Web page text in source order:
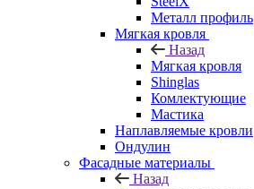
Металл профиль
Мягкая кровля
Назад
Мягкая кровля
Shinglas
Комлектующие
Мастика
Наплавляемые кровли
Ондулин
Фасадные материалы
Назад